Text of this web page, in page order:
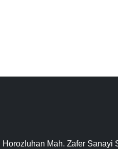
Horozluhan Mah. Zafer Sanayi